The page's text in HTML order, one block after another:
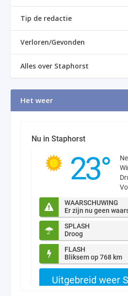
Tip de redactie
Verloren/Gevonden
Alles over Staphorst
Het weer